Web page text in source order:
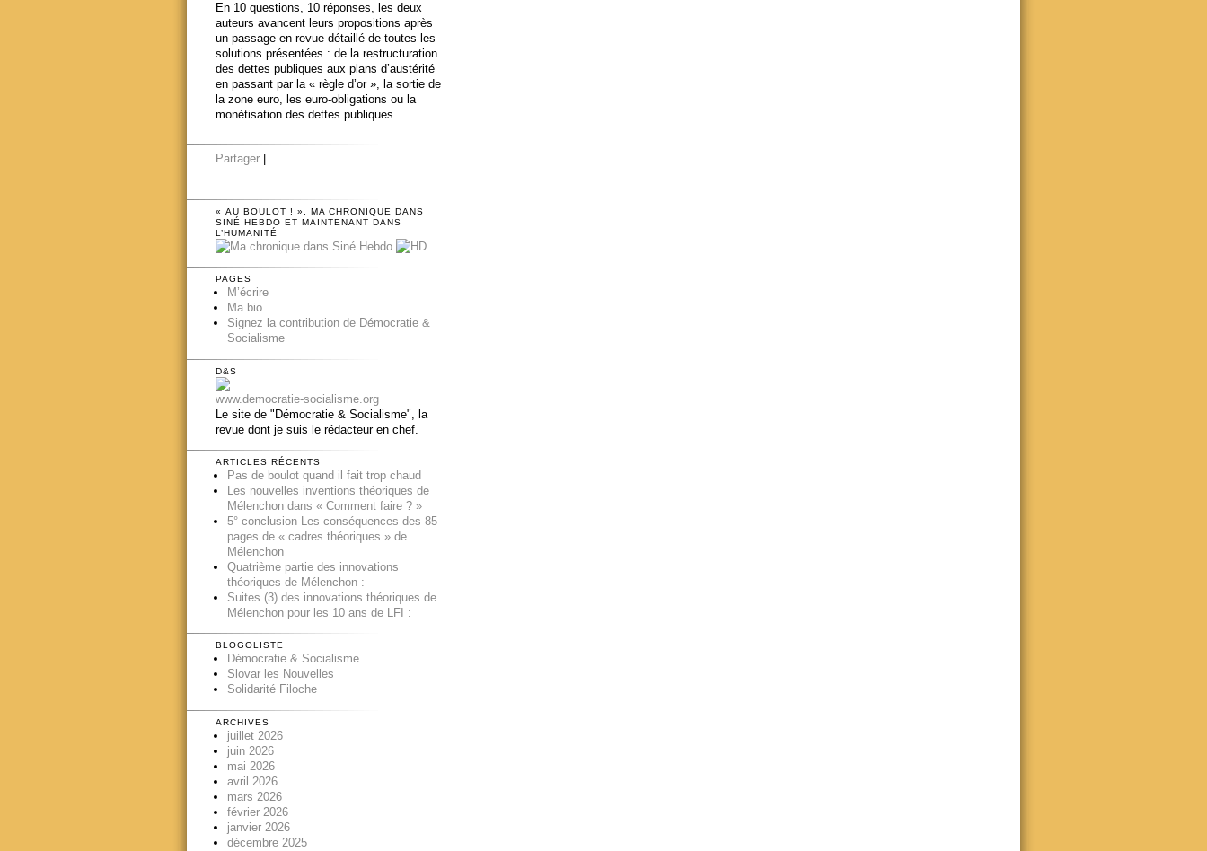
En 10 questions, 10 réponses, les deux
auteurs avancent leurs propositions après
un passage en revue détaillé de toutes les
solutions présentées : de la restructuration
des dettes publiques aux plans d’austérité
en passant par la « règle d’or », la sortie de
la zone euro, les euro-obligations ou la
monétisation des dettes publiques.
Partager
« AU BOULOT ! », MA CHRONIQUE DANS
SINÉ HEBDO ET MAINTENANT DANS
L’HUMANITÉ
PAGES
M’écrire
Ma bio
Signez la contribution de Démocratie &
Socialisme
D&S
www.democratie-socialisme.org
Le site de "Démocratie & Socialisme", la
revue dont je suis le rédacteur en chef.
ARTICLES RÉCENTS
Pas de boulot quand il fait trop chaud
Les nouvelles inventions théoriques de
Mélenchon dans « Comment faire ? »
5° conclusion Les conséquences des 85
pages de « cadres théoriques » de
Mélenchon
Quatrième partie des innovations
théoriques de Mélenchon :
Suites (3) des innovations théoriques de
Mélenchon pour les 10 ans de LFI :
BLOGOLISTE
Démocratie & Socialisme
Slovar les Nouvelles
Solidarité Filoche
ARCHIVES
juillet 2026
juin 2026
mai 2026
avril 2026
mars 2026
février 2026
janvier 2026
décembre 2025